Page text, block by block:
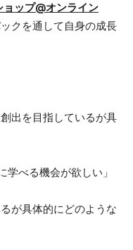
ップ@オンライン
クを通して自身の成長
出を目指しているが具
学べる機会が欲しい」
が具体的にどのような